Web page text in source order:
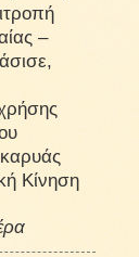
–
Κίνηση